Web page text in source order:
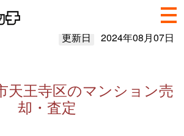
更新日 2024年08月07日
天王寺区のマンション売
却・査定